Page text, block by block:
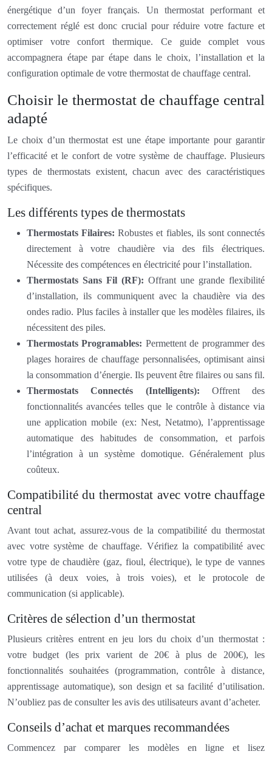
énergétique d’un foyer français. Un thermostat performant et
correctement réglé est donc crucial pour réduire votre facture et
optimiser votre confort thermique. Ce guide complet vous
accompagnera étape par étape dans le choix, l’installation et la
configuration optimale de votre thermostat de chauffage central.
Choisir le thermostat de chauffage central
adapté
Le choix d’un thermostat est une étape importante pour garantir
l’efficacité et le confort de votre système de chauffage. Plusieurs
types de thermostats existent, chacun avec des caractéristiques
spécifiques.
Les différents types de thermostats
Thermostats Filaires:Robustes et fiables, ils sont connectés
directement à votre chaudière via des fils électriques.
Nécessite des compétences en électricité pour l’installation.
Thermostats Sans Fil (RF): Offrant une grande flexibilité
d’installation, ils communiquent avec la chaudière via des
ondes radio. Plus faciles à installer que les modèles filaires, ils
nécessitent des piles.
Thermostats Programables: Permettent de programmer des
plages horaires de chauffage personnalisées, optimisant ainsi
la consommation d’énergie. Ils peuvent être filaires ou sans fil.
Thermostats Connectés (Intelligents): Offrent des
fonctionnalités avancées telles que le contrôle à distance via
une application mobile (ex: Nest, Netatmo), l’apprentissage
automatique des habitudes de consommation, et parfois
l’intégration à un système domotique. Généralement plus
coûteux.
Compatibilité du thermostat avec votre chauffage
central
Avant tout achat, assurez-vous de la compatibilité du thermostat
avec votre système de chauffage. Vérifiez la compatibilité avec
votre type de chaudière (gaz, fioul, électrique), le type de vannes
utilisées (à deux voies, à trois voies), et le protocole de
communication (si applicable).
Critères de sélection d’un thermostat
Plusieurs critères entrent en jeu lors du choix d’un thermostat :
votre budget (les prix varient de 20€ à plus de 200€), les
fonctionnalités souhaitées (programmation, contrôle à distance,
apprentissage automatique), son design et sa facilité d’utilisation.
N’oubliez pas de consulter les avis des utilisateurs avant d’acheter.
Conseils d’achat et marques recommandées
Commencez par comparer les modèles en ligne et lisez